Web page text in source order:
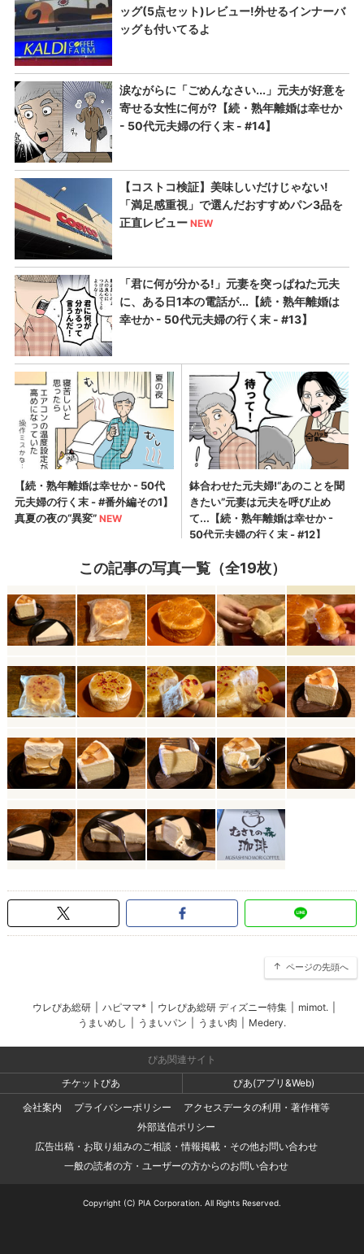
この記事の写真一覧（全19枚）
ページの先頭へ
ウレぴあ総研 ハピママ* ウレぴあ総研 ディズニー特集 mimot.
うまいめし
うまいパン うまい肉 Medery.
ぴあ関連サイト
チケットぴあ
ぴあ(アプリ&Web)
会社案内
プライバシーポリシー
アクセスデータの利用・著作権等
外部送信ポリシー
広告出稿・お取り組みのご相談・情報掲載・その他お問い合わせ
一般の読者の方・ユーザーの方からのお問い合わせ
Copyright (C) PIA Corporation. All Rights Reserved.